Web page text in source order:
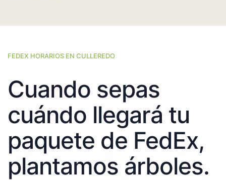
FEDEX HORARIOS EN CULLEREDO
Cuando sepas
cuándo llegará tu
paquete de FedEx,
plantamos árboles.